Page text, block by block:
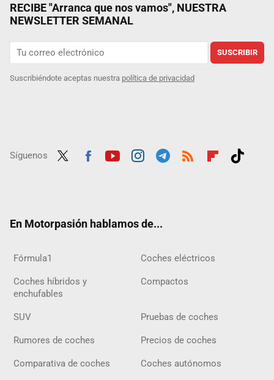
RECIBE "Arranca que nos vamos", NUESTRA
NEWSLETTER SEMANAL
SUSCRIBIR
Suscribiéndote aceptas nuestra política de privacidad
Síguenos
En Motorpasión hablamos de...
Fórmula1 Coches eléctricos
Coches híbridos y
enchufables
Compactos
SUV Pruebas de coches
Rumores de coches Precios de coches
Comparativa de coches Coches autónomos